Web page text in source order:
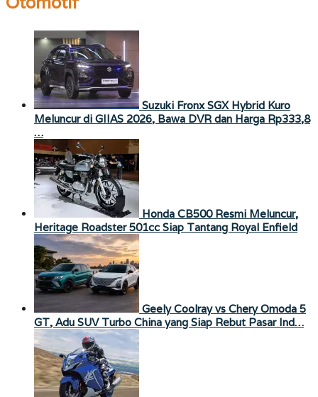
Suzuki Fronx SGX Hybrid Kuro
Meluncur di GIIAS 2026, Bawa DVR dan Harga Rp333,8
…
Honda CB500 Resmi Meluncur,
Heritage Roadster 501cc Siap Tantang Royal Enfield
Geely Coolray vs Chery Omoda 5
GT, Adu SUV Turbo China yang Siap Rebut Pasar Ind…